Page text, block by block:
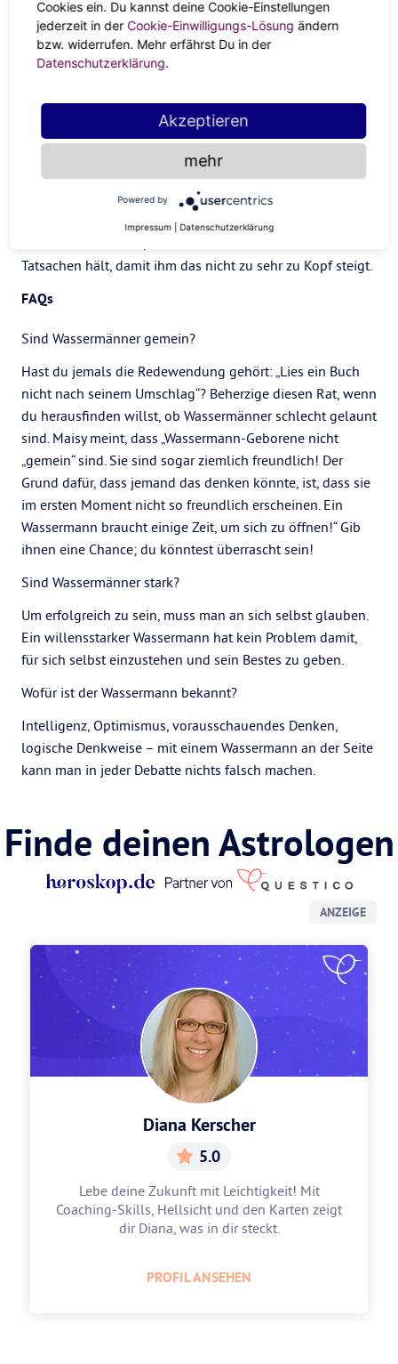
Die erste Eigenschaft eines jeden Wassermanns ist seine
rationale Denkweise. Wenn du einen ehrlichen Rat
brauchst, wende dich an einen Wassermann.
Wassermänner sind auch dafür bekannt, dass sie
optimistisch sind – ihre „Kann-Einstellung“ bringt sie in
Räume, für die sie vielleicht nicht qualifiziert sind, aber sie
beweisen ihren Wert ohne Probleme.
Der eingebildete Wassermann versteht, dass sein Verstand
und seine Vernunft gefragte Eigenschaften sind, aber man
Tatsachen hält, damit ihm das nicht zu sehr zu Kopf steigt.
FAQs
Sind Wassermänner gemein?
Hast du jemals die Redewendung gehört: „Lies ein Buch
nicht nach seinem Umschlag“? Beherzige diesen Rat, wenn
du herausfinden willst, ob Wassermänner schlecht gelaunt
sind. Maisy meint, dass „Wassermann-Geborene nicht
„gemein“ sind. Sie sind sogar ziemlich freundlich! Der
Grund dafür, dass jemand das denken könnte, ist, dass sie
im ersten Moment nicht so freundlich erscheinen. Ein
Wassermann braucht einige Zeit, um sich zu öffnen!“ Gib
ihnen eine Chance; du könntest überrascht sein!
Sind Wassermänner stark?
Um erfolgreich zu sein, muss man an sich selbst glauben.
Ein willensstarker Wassermann hat kein Problem damit,
für sich selbst einzustehen und sein Bestes zu geben.
Wofür ist der Wassermann bekannt?
Intelligenz, Optimismus, vorausschauendes Denken,
logische Denkweise – mit einem Wassermann an der Seite
kann man in jeder Debatte nichts falsch machen.
Finde deinen Astrologen
ANZEIGE
Diana Kerscher
5.0
Lebe deine Zukunft mit Leichtigkeit! Mit
Coaching-Skills, Hellsicht und den Karten zeigt
dir Diana, was in dir steckt.
PROFIL ANSEHEN
Cookies ein. Du kannst deine Cookie-Einstellungen
jederzeit in der Cookie-Einwilligungs-Lösung ändern
bzw. widerrufen. Mehr erfährst Du in der
Datenschutzerklärung.
Akzeptieren
mehr
Powered by
Impressum Datenschutzerklärung